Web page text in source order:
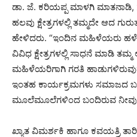
ಡಾ. ಜೆ. ಕರಿಯಪ್ಪ ಮಾಳಗಿ
ಹಲವು ಕ್ಷೇತ್ರಗಳಲ್ಲಿ ತಮ್ಮದೇ ಆದ
ಹೇಳಿದರು. “ಇಂದಿನ ಮಹಿಳೆಯರು
ವಿವಿಧ ಕ್ಷೇತ್ರಗಳಲ್ಲಿ ಸಾಧನೆ ಮಾಡಿ ತಮ್ಮ
ಮಹಿಳೆಯರಿಗಾಗಿ ಗರತಿ
ಇಂತಹ ಕಾರ್ಯಕ್ರಮಗಳು ಸಮಾಜದ
ಮೂಲೆಮೂಲೆಗಳಿಂದ ಬಂದಿರುವ ನೀವು
ಖ್ಯಾತ ವಿಮರ್ಶಕಿ ಹಾಗೂ ಕವಯತ್ರಿ